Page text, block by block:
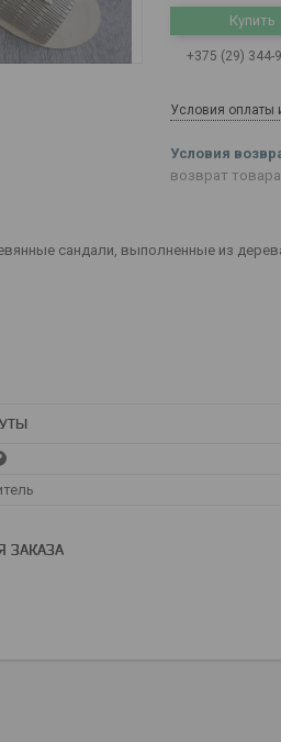
Купить
+375 (29) 344-
Условия оплаты
возврат
сандали, выполненные из
ЗАКАЗА